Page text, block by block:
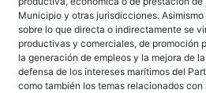
Municipio y otras jurisdicciones.
sobre lo que directa o indirectamente se
productivas y comerciales, de promoción
la generación de empleos y la mejora de
defensa de los intereses marítimos del
como también los temas relacionados